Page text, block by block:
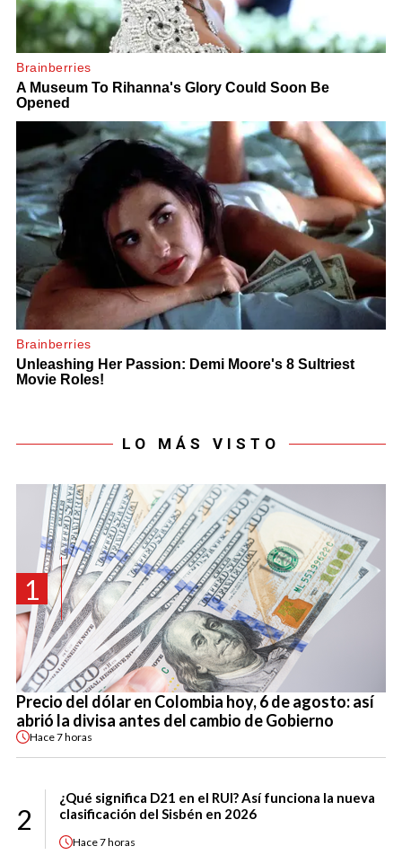
LO MÁS VISTO
1
Precio del dólar en Colombia hoy, 6 de agosto: así
abrió la divisa antes del cambio de Gobierno
Hace7 horas
2
¿Qué significa D21 en el RUI? Así funciona la nueva
clasificación del Sisbén en 2026
Hace7 horas